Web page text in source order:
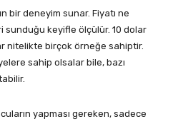
bir deneyim sunar. Fiyatı ne
keyifle ölçülür. 10 dolar
nitelikte birçok örneğe sahiptir.
sahip olsalar bile, bazı
yapması gereken, sadece